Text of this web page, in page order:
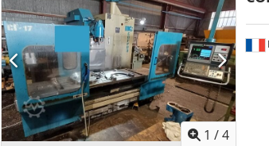
transportador de aparas. Escopo da entrega: -
pelo serviço técnico da REIDEN. Nos últimos
desgastadas foram substituídas, incluindo a
intermédio e rolamentos, bem como vários
num estado tecnicamente bem conservado e
inspecionada com energia. Para mais detalhes
máquina, gravado nas instalações da fábrica,
- - - - - - - - - - - #Tags: BFR 22 | BFR22 1 /4